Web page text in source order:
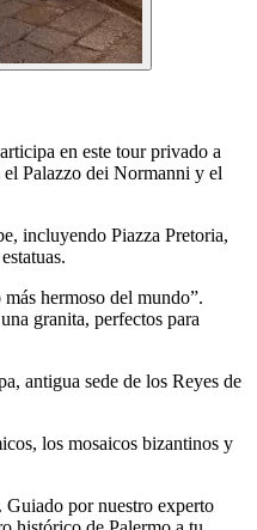
en este tour privado a
Palazzo dei Normanni y el
incluyendo Piazza Pretoria,
hermoso del mundo”.
granita, perfectos para
antigua sede de los Reyes de
los mosaicos bizantinos y
Guiado por nuestro experto